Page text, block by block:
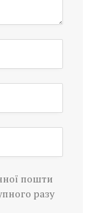
пошти
разу